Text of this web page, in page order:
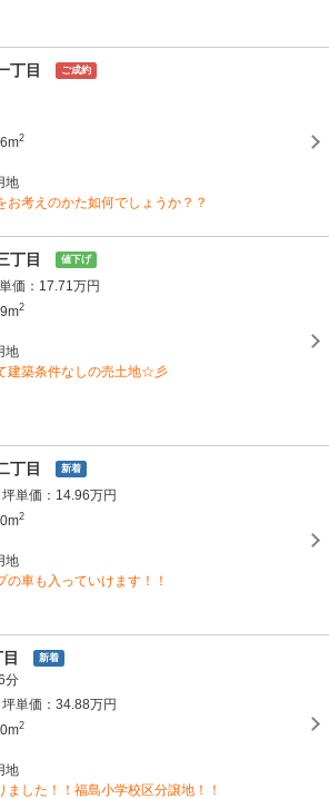
丁目 ご成約
2
地
お考えのかた如何でしょうか？？
丁目 値下げ
価：17.71万円
2
地
建築条件なしの売土地☆彡
丁目 新着
坪単価：14.96万円
2
地
の車も入っていけます！！
新着
分
坪単価：34.88万円
2
地
ました！！福島小学校区分譲地！！